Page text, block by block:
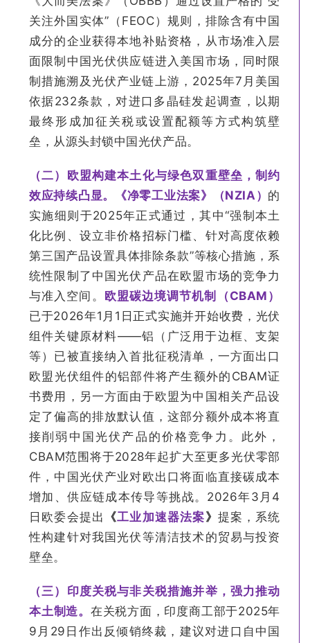
关注外国实体”（FEOC）规则，排除含有中国
成分的企业获得本地补贴资格，从市场准入层
面限制中国光伏供应链进入美国市场，同时限
制措施溯及光伏产业链上游，2025年7月美国
依据232条款，对进口多晶硅发起调查，以期
最终形成加征关税或设置配额等方式构筑壁
垒，从源头封锁中国光伏产品。
（二）欧盟构建本土化与绿色双重壁垒，制约
效应持续凸显。《净零工业法案》（NZIA） 的
实施细则于2025年正式通过，其中“强制本土
化比例、设立非价格招标门槛、针对高度依赖
第三国产品设置具体排除条款”等核心措施，系
统性限制了中国光伏产品在欧盟市场的竞争力
与准入空间。 欧盟碳边境调节机制（CBAM）
已于2026年1月1日正式实施并开始收费，光伏
组件关键原材料——铝（广泛用于边框、支架
等）已被直接纳入首批征税清单，一方面出口
欧盟光伏组件的铝部件将产生额外的CBAM证
书费用，另一方面由于欧盟为中国相关产品设
定了偏高的排放默认值，这部分额外成本将直
接削弱中国光伏产品的价格竞争力。此外，
CBAM范围将于2028年起扩大至更多光伏零部
件，中国光伏产业对欧出口将面临直接碳成本
增加、供应链成本传导等挑战。2026年3月4
日欧委会提出 《工业加速器法案》 提案，系统
性构建针对我国光伏等清洁技术的贸易与投资
壁垒。
（三）印度关税与非关税措施并举，强力推动
本土制造。 在关税方面，印度商工部于2025年
9月29日作出反倾销终裁，建议对进口自中国